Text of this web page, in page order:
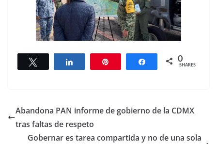
Share 0
SHARES
Abandona PAN informe de gobierno de la CDMX
tras faltas de respeto
Gobernar es tarea compartida y no de una sola